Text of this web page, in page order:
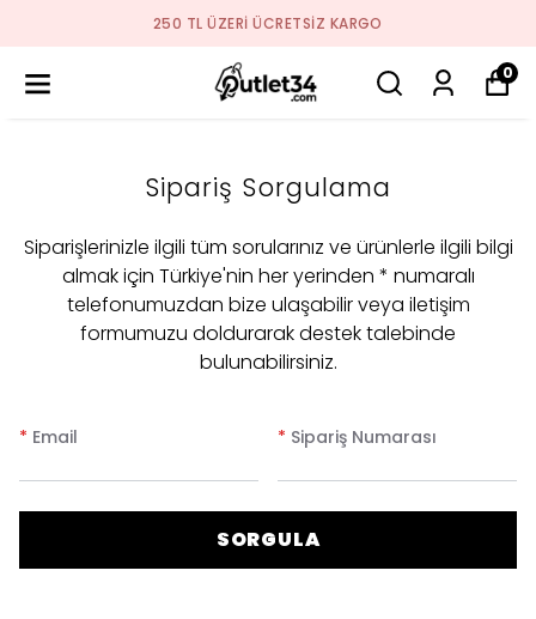
250 TL ÜZERI ÜCRETSIZ KARGO
0
Sipariş Sorgulama
Siparişlerinizle ilgili tüm sorularınız ve ürünlerle ilgili bilgi
almak için Türkiye'nin her yerinden * numaralı
telefonumuzdan bize ulaşabilir veya iletişim
formumuzu doldurarak destek talebinde
bulunabilirsiniz.
* Email * Sipariş Numarası
SORGULA